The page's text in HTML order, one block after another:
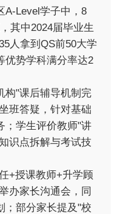
A-Level学子中，8
其中2024届毕业生
人拿到QS前50大学
优势学科满分率达2
构"课后辅导机制完
班答疑，针对基础
；学生评价教师"讲
识点拆解与考试技
+授课教师+升学顾
办家长沟通会，同
；部分家长提及"校